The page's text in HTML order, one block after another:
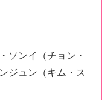
ソンイ（チョン・
ジュン（キム・ス